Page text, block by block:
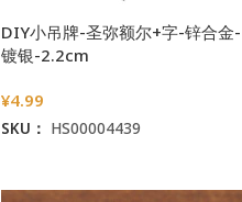
DIY小吊牌-圣弥额尔+字-锌合金-
镀银-2.2cm
¥4.99
SKU： HS00004439